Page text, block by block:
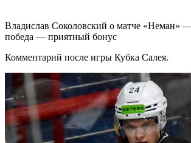
Владислав Соколовский о матче «Неман»
победа — приятный бонус
Комментарий после игры Кубка Салея.